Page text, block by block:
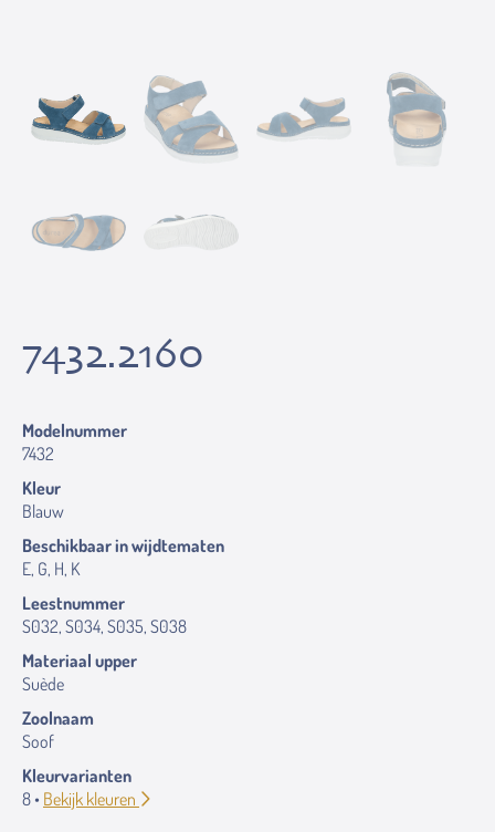
7432.2160
Modelnummer
7432
Kleur
Blauw
Beschikbaar in wijdtematen
E, G, H, K
Leestnummer
S032, S034, S035, S038
Materiaal upper
Suède
Zoolnaam
Soof
Kleurvarianten
8 • Bekijk kleuren